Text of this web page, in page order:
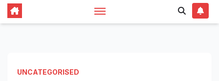
UNCATEGORISED